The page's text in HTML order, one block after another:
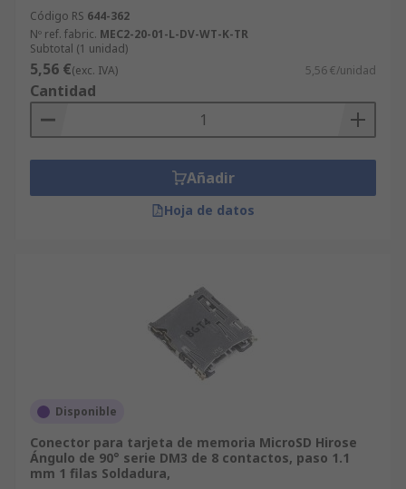
Código RS 644-362
Nº ref. fabric. MEC2-20-01-L-DV-WT-K-TR
Subtotal (1 unidad)
5,56 €(exc. IVA) 5,56 €/unidad
Cantidad
Añadir
Hoja de datos
Disponible
Conector para tarjeta de memoria MicroSD Hirose
Ángulo de 90° serie DM3 de 8 contactos, paso 1.1
mm 1 filas Soldadura,